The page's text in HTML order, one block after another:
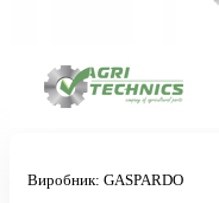
Виробник: GASPARDO